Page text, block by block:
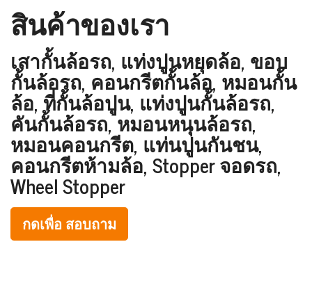
สินค้าของเรา
เสากั้นล้อรถ, แท่งปูนหยุดล้อ, ขอบ
กั้นล้อรถ, คอนกรีตกั้นล้อ, หมอนกั้น
ล้อ, ที่กั้นล้อปูน, แท่งปูนกั้นล้อรถ,
คันกั้นล้อรถ, หมอนหนุนล้อรถ,
หมอนคอนกรีต, แท่นปูนกันชน,
คอนกรีตห้ามล้อ, Stopper จอดรถ,
Wheel Stopper
กดเพื่อ สอบถาม